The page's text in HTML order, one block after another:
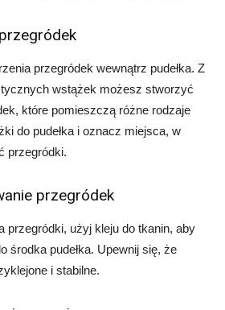
przegródek wewnątrz pudełka. Z
wstążek możesz stworzyć
które pomieszczą różne rodzaje
do pudełka i oznacz miejsca, w
przegródki.
przegródek
przegródki, użyj kleju do tkanin, aby
środka pudełka. Upewnij się, że
i stabilne.